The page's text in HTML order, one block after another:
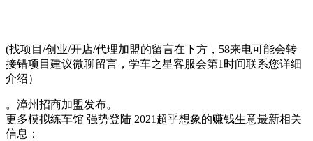
(找项目/创业/开店/代理加盟的留言在下方，58来电可能会转
接错项目建议微聊留言，学车之星客服会第1时间联系您详细
介绍）
。漳州招商加盟发布。
更多模拟练车馆 强势登陆 2021超乎想象的赚钱生意最新相关
信息：